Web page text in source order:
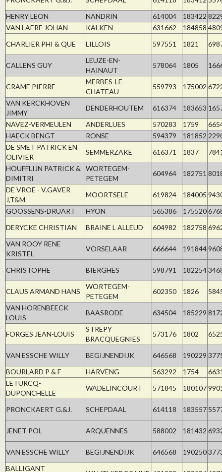
HENRY LEON
NANDRIN 614004 183422
VAN LAERE JOHAN
KALKEN 631662 184858
CHARLIER PHI & QUE
LILLOIS 597551 1821
CALLENS GUY
LEUZE-EN-
HAINAUT
578064 1805
CRAME PIERRE
MERBES-LE-
CHATEAU
559793 175002
VAN KERCKHOVEN
JIMMY
DENDERHOUTEM 616374 183653
NAVEZ-VERMEULEN
ANDERLUES 570283 1759
HAECK BENGT
RONSE 594379 181852
DE SMET PATRICK EN
OLIVIER
SEMMERZAKE 616371 1837
HOUFFLIJN PATRICK &
DIMITRI
WORTEGEM-
PETEGEM
604964 182751
DE VROE - V.GAVER
J,T&M
MOORTSELE 619824 184005
GOOSSENS-DRUART
HYON 565386 175520
DERYCKE CHRISTIAN
BRAINE L ALLEUD 604982 182758
VAN ROOY RENE
KRISTEL
VORSELAAR 666644 191844
CHRISTOPHE BIERGHES 598791 182254
CLAUS ARMAND HANS
WORTEGEM-
PETEGEM
602350 1826
VAN HORENBEECK
LOUIS
BAASRODE 634504 185229
FORGES JEAN-LOUIS
STREPY
BRACQUEGNIES
573176 1802
VAN ESSCHE WILLY BEGIJNENDIJK 646568 190229
BOURLARD P & F
HARVENG 563292 1754
LETURCQ-
DUPONCHELLE
WADELINCOURT 571845 180107
PRONCKAERT G.&J. SCHEPDAAL 614118 183557
JENET POL ARQUENNES 588002 181432
VAN ESSCHE WILLY BEGIJNENDIJK 646568 190250
BALLIGANT